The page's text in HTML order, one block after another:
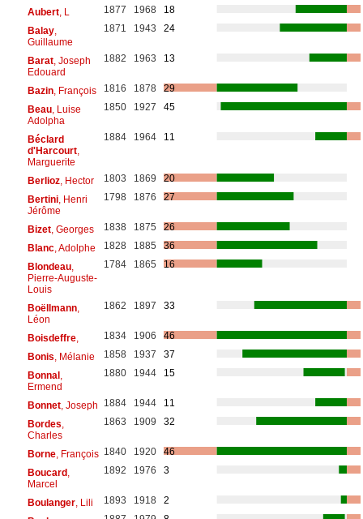
Aubert, L 1877 1968
18
Balay,
Guillaume
1871 1943 24
Barat, Joseph
Edouard
1882 1963 13
Bazin, François 1816 1878
29
Beau, Luise
Adolpha
1850 1927 45
Béclard
d'Harcourt,
Marguerite
1884 1964 11
Berlioz, Hector 1803 1869
20
Bertini, Henri
Jérôme
1798 1876 27
Bizet, Georges 1838 1875
26
Blanc, Adolphe 1828 1885
36
Blondeau,
Pierre-Auguste-
Louis
1784 1865 16
Boëllmann,
Léon
1862 1897 33
Boisdeffre, 1834 1906
46
Bonis , Mélanie 1858 1937
37
Bonnal,
Ermend
1880 1944 15
Bonnet, Joseph 1884 1944
11
Bordes
Charles
1863 1909 32
Borne, François 1840 1920
46
Boucard,
Marcel
1892 1976 3
Boulanger, Lili 1893 1918
2